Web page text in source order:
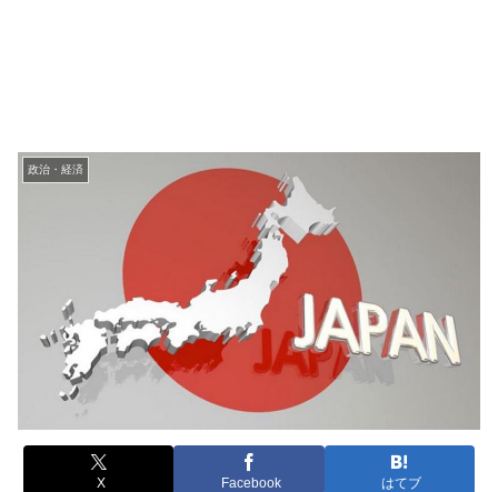
政治・経済
X Facebook はてブ